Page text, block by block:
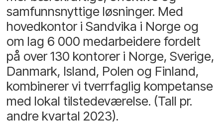
samfunnsnyttige løsninger. Med
hovedkontor i Sandvika i Norge og
om lag 6 000 medarbeidere fordelt
på over 130 kontorer i Norge, Sverige,
Danmark, Island, Polen og Finland,
kombinerer vi tverrfaglig kompetanse
med lokal tilstedeværelse. (Tall pr.
andre kvartal 2023).